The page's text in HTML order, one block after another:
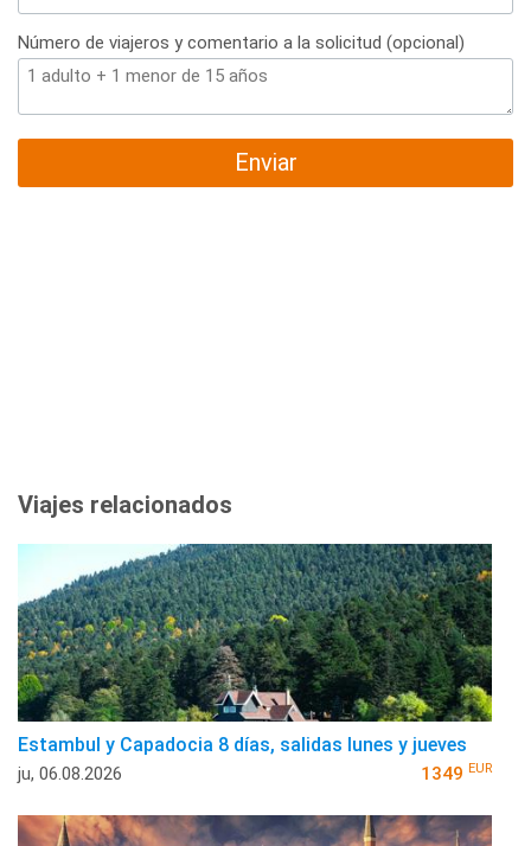
Número de viajeros y comentario a la solicitud (opcional)
Enviar
Viajes relacionados
Estambul y Capadocia 8 días, salidas lunes y jueves
ju, 06.08.2026 1349 EUR